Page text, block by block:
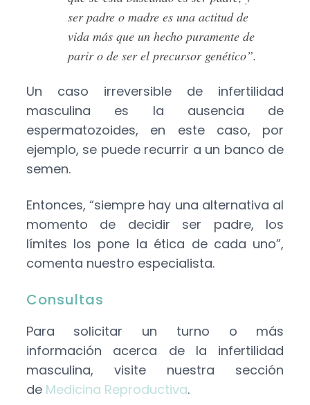
ser padre o madre es una actitud de
vida más que un hecho puramente de
parir o de ser el precursor genético”.
Un caso irreversible de infertilidad
masculina es la ausencia de
espermatozoides, en este caso, por
ejemplo, se puede recurrir a un banco de
semen.
Entonces, “siempre hay una alternativa al
momento de decidir ser padre, los
límites los pone la ética de cada uno”,
comenta nuestro especialista.
Consultas
Para solicitar un turno o más
información acerca de la infertilidad
masculina, visite nuestra sección
de Medicina Reproductiva.